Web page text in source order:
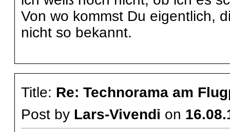
Von wo kommst Du eigentlich,
nicht so bekannt.
Title: Re: Technorama am
Post by Lars-Vivendi on